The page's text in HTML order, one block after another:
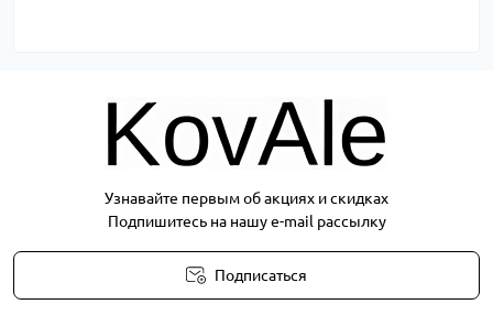
Узнавайте первым об акциях и скидках
Подпишитесь на нашу e-mail рассылку
Подписаться